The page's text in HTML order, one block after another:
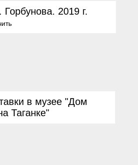
2019 г.
в музее "Дом
Таганке"